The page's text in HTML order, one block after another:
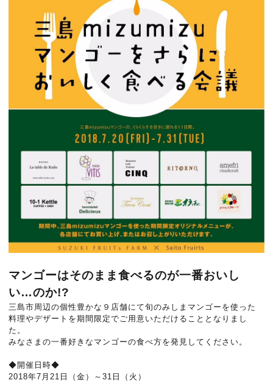
マンゴーはそのまま食べるのが一番おいし
い…のか!?
三島市周辺の個性豊かな９店舗にて旬のみしまマンゴーを使った
料理やデザートを期間限定でご用意いただけることとなりまし
た。
みなさまの一番好きなマンゴーの食べ方を発見してください。
◆開催日時◆
2018年7月21日（金）～31日（火）